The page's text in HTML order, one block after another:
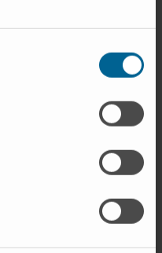
only MRD in BM
study supports
in transplant-
2024 Oct